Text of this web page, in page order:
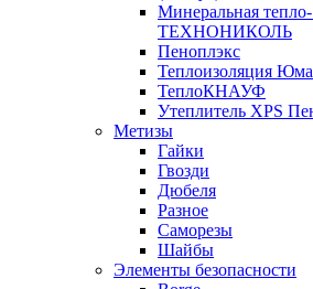
Минеральная
ТЕХНОНИКОЛЬ
Пеноплэкс
Теплоизоляция
ТеплоКНАУФ
Утеплитель XPS
Метизы
Гайки
Гвозди
Дюбеля
Разное
Саморезы
Шайбы
Элементы безопасности